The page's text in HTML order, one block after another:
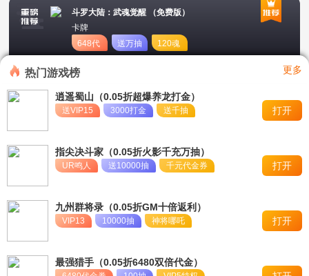
斗罗大陆：武魂觉醒 （免费版）
卡牌
648代
币
送万抽
120魂
币
热门游戏榜 更多
逍遥蜀山（0.05折超爆养龙打金）
送VIP15 3000打金 送千抽 打开
指尖决斗家（0.05折火影千充万抽）
UR鸣人 送10000抽 千元代金券 打开
九州群将录（0.05折GM十倍返利）
VIP13 10000抽 神将哪吒 打开
最强猎手（0.05折6480双倍代金）